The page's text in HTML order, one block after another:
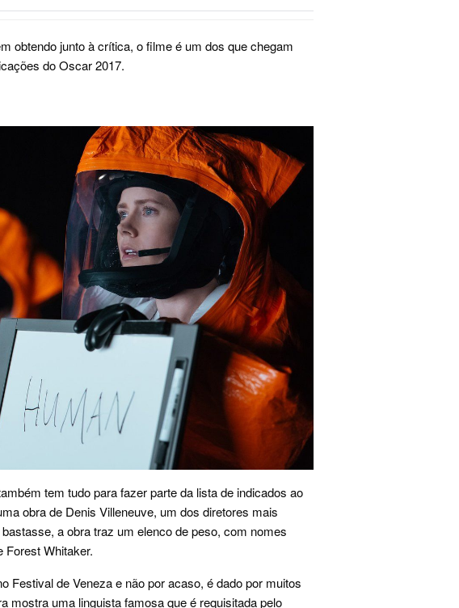
obtendo junto à crítica, o filme é um dos que chegam
do Oscar 2017.
tem tudo para fazer parte da lista de indicados ao
obra de Denis Villeneuve, um dos diretores mais
a obra traz um elenco de peso, com nomes
Whitaker.
Festival de Veneza e não por acaso, é dado por muitos
mostra uma linguista famosa que é requisitada pelo